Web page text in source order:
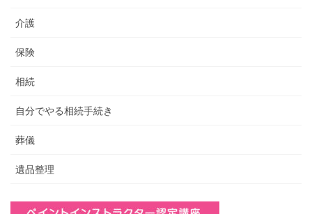
介護
保険
相続
自分でやる相続手続き
葬儀
遺品整理